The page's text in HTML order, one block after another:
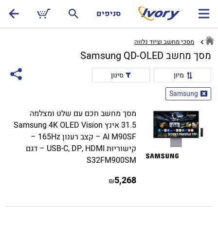
סניפים
מסכי מחשב וציוד נלווה
מסך מחשב Samsung QD-OLED
מיון
סינון
Samsung
מסך מחשב חכם עם שלט ומצלמה
31.5 אינץ Samsung 4K OLED Vision
AI M90SF – קצב רענון 165Hz –
קישוריות USB-C, DP, HDMI – דגם
S32FM900SM
5,268
₪